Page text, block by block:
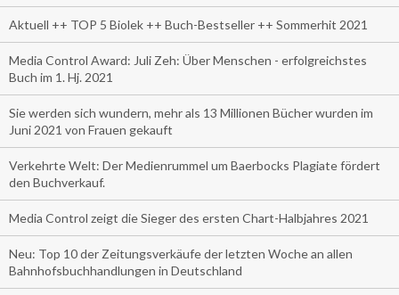
Aktuell ++ TOP 5 Biolek ++ Buch-Bestseller ++ Sommerhit 2021
Media Control Award: Juli Zeh: Über Menschen - erfolgreichstes
Buch im 1. Hj. 2021
Sie werden sich wundern, mehr als 13 Millionen Bücher wurden im
Juni 2021 von Frauen gekauft
Verkehrte Welt: Der Medienrummel um Baerbocks Plagiate fördert
den Buchverkauf.
Media Control zeigt die Sieger des ersten Chart-Halbjahres 2021
Neu: Top 10 der Zeitungsverkäufe der letzten Woche an allen
Bahnhofsbuchhandlungen in Deutschland